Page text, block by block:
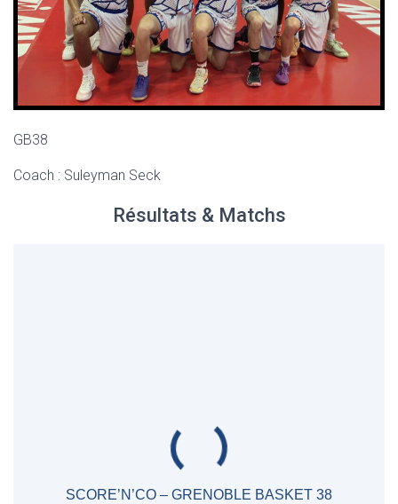
GB38
Coach : Suleyman Seck
Résultats & Matchs
SCORE’N’CO – GRENOBLE BASKET 38